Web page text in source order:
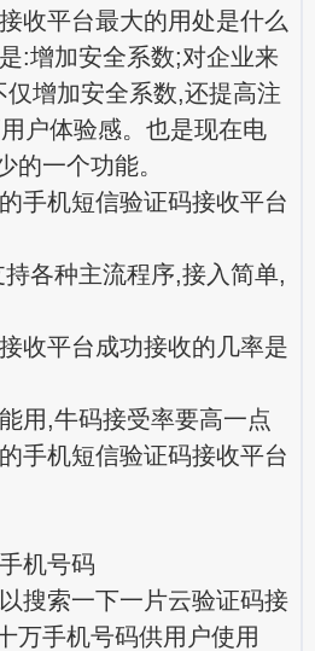
收平台最大的用处是什么
:增加安全系数;对企业来
增加安全系数,还提高注
户体验感。也是现在电
的一个功能。
手机短信验证码接收平台
各种主流程序,接入简单,
收平台成功接收的几率是
用,牛码接受率要高一点
手机短信验证码接收平台
机号码
搜索一下一片云验证码接
万手机号码供用户使用